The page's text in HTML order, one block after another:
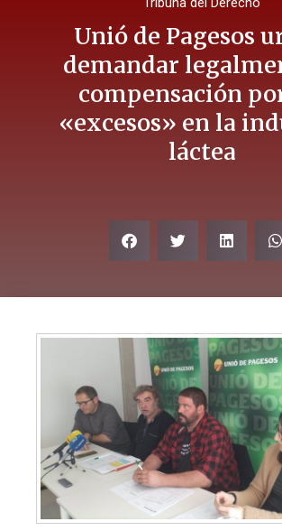
Unió de Pagesos
demandar
compensación
«excesos» en la
láctea